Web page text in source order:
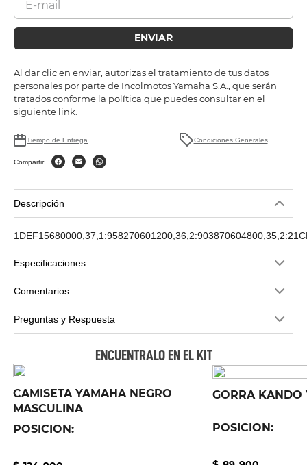
ENVIAR
Al dar clic en enviar, autorizas el tratamiento de tus datos
personales por parte de Incolmotos Yamaha S.A., que serán
tratados conforme la política que puedes consultar en el
siguiente link
Tiempo de Entrega Condiciones Generales
Compartir:
Descripción
Especificaciones
Comentarios
Preguntas y Respuesta
ENCUENTRALO EN EL KIT
CAMISETA YAMAHA NEGRO
MASCULINA
POSICION:
GORRA KANDO
POSICION: